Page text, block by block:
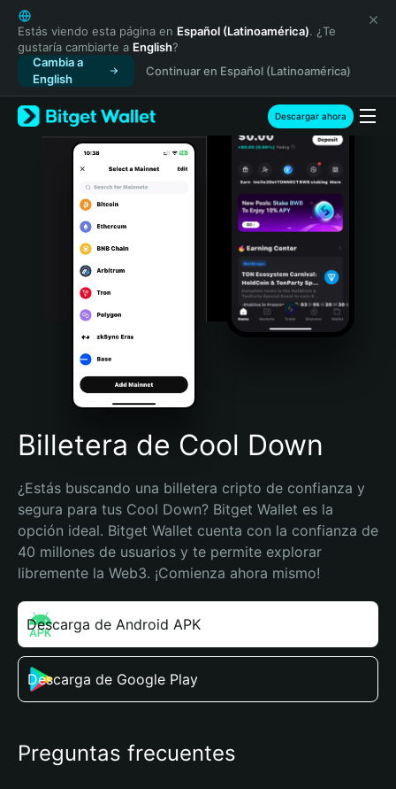
English
日本語
Tiếng Việt
Русский
Español (Latinoamérica)
Türkçe
Italiano
Português (Portugal)
Bahasa Indonesia
Português (Brasil)
Español (Argentina)
Estás viendo esta página en Español (Latinoamérica). ¿Te
gustaría cambiarte a English?
Cambia a
English
Continuar en Español (Latinoamérica)
Descargar ahora
Billetera de Cool Down
¿Estás buscando una billetera cripto de confianza y
segura para tus Cool Down? Bitget Wallet es la
opción ideal. Bitget Wallet cuenta con la confianza de
40 millones de usuarios y te permite explorar
libremente la Web3. ¡Comienza ahora mismo!
Descarga de Android APK
Descarga de Google Play
Preguntas frecuentes